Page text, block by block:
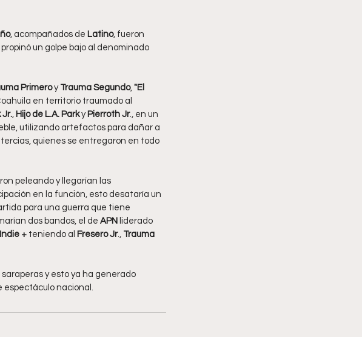
, acompañados de Latino, fueron
un golpe bajo al denominado
Primero y Trauma Segundo, "El
en territorio traumado al
Jr. Hijo de L.A. Park y Pierroth Jr., en un
utilizando artefactos para dañar a
quienes se entregaron en todo
peleando y llegarían las
en la función, esto desataría un
para una guerra que tiene
dos bandos, el de APN liderado
Indie + teniendo al Fresero Jr., Trauma
saraperas y esto ya ha generado
nacional.